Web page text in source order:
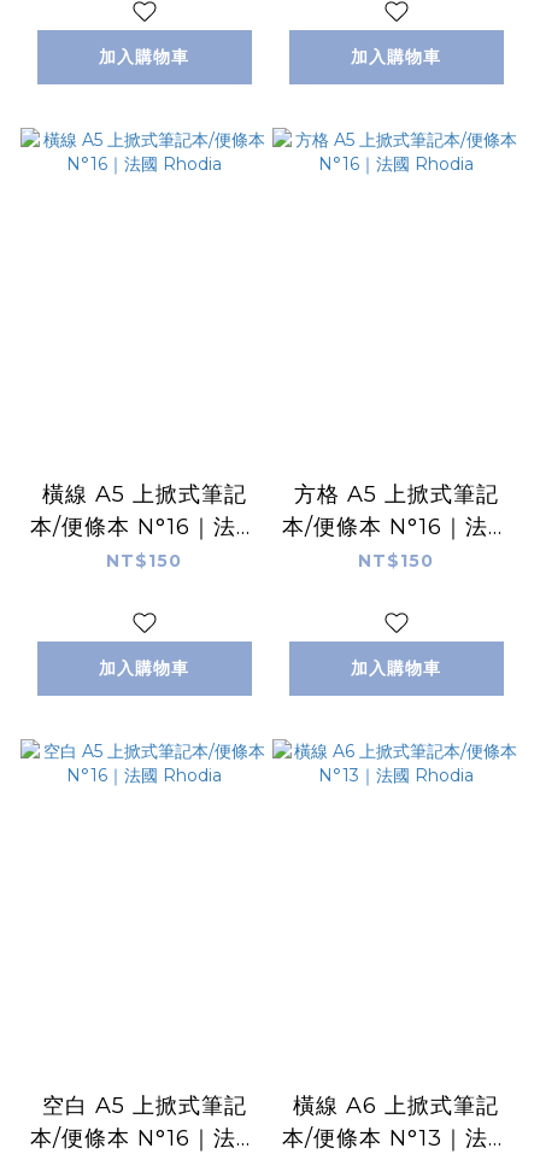
加入購物車 加入購物車
橫線 A5 上掀式筆記
本/便條本 N°16｜法國
Rhodia
NT$150
加入購物車
方格 A5 上掀式筆記
本/便條本 N°16｜法國
Rhodia
NT$150
加入購物車
空白 A5 上掀式筆記
本/便條本 N°16｜法國
橫線 A6 上掀式筆記
本/便條本 N°13｜法國